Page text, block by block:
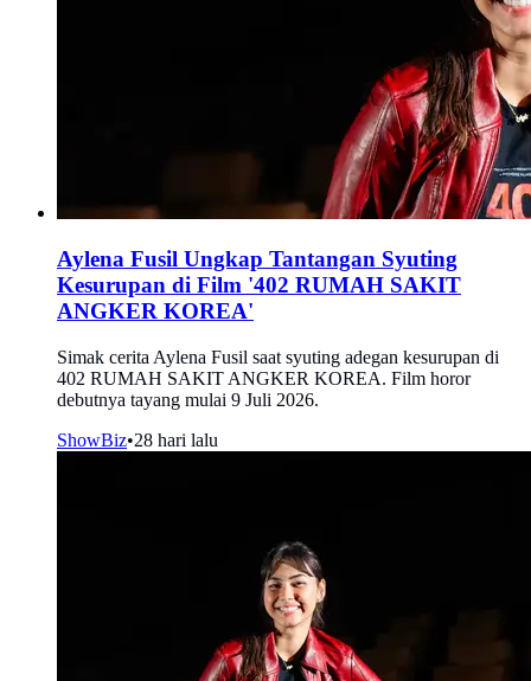
Aylena Fusil Ungkap Tantangan Syuting
Kesurupan di Film '402 RUMAH SAKIT
ANGKER KOREA'
Simak cerita Aylena Fusil saat syuting adegan kesurupan di
402 RUMAH SAKIT ANGKER KOREA. Film horor
debutnya tayang mulai 9 Juli 2026.
ShowBiz•28 hari lalu